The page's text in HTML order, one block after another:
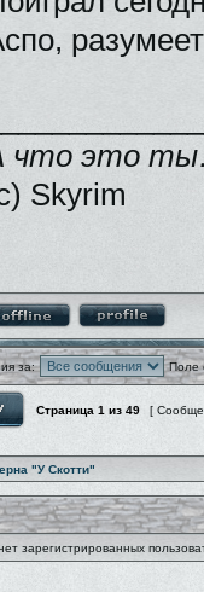
что это
Skyrim
за: Поле
Страница 1 из 49 [
"У Скотти"
зарегистрированных